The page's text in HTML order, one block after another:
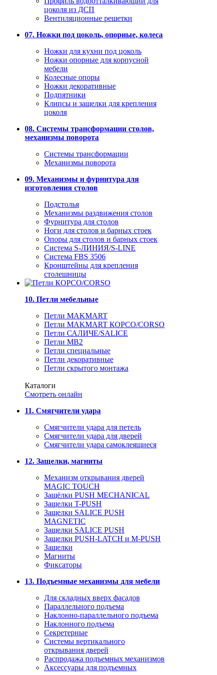
цоколя из ДСП
Вентиляционные решетки
07. Ножки под цоколь, опорные, колеса
Ножки для кухни под цоколь
Ножки опорные для корпусной
мебели
Колесные опоры
Ножки декоративные
Подпятники
Клипсы и защелки для крепления
цоколя
08. Системы трансформации столов,
механизмы поворота
Системы трансформации
Механизмы поворота
09. Механизмы и фурнитура для
изготовления столов
Подстолья
Механизмы раздвижения столов
Фурнитура для столов
Ноги для столов и барных стоек
Опоры для столов и барных стоек
Система S-ЛИНИЯ/S-LINE
Система FBS 3506
Кронштейны для крепления
столешницы
10. Петли мебельные
Петли MAKMART
Петли MAKMART КОРСО/CORSO
Петли САЛИЧЕ/SALICE
Петли MB2
Петли специальные
Петли декоративные
Петли скрытого монтажа
Каталоги
Смотреть онлайн
11. Смягчители удара
Смягчители удара для петель
Смягчители удара для дверей
Cмягчители удара самоклеящиеся
12. Защелки, магниты
Механизм открывания дверей
MAGIC TOUCH
Защёлки PUSH MECHANICAL
Защелки T-PUSH
Защелки SALICE PUSH
MAGNETIC
Защелки SALICE PUSH
Защелки PUSH-LATCH и M-PUSH
Защелки
Магниты
Фиксаторы
13. Подъемные механизмы для мебели
Для складных вверх фасадов
Параллельного подъема
Наклонно-параллельного подъема
Наклонного подъема
Секретерные
Системы вертикального
открывания дверей
Распродажа подъемных механизмов
Аксессуары для подъемных